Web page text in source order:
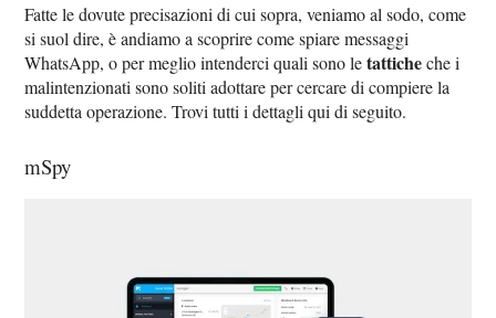
Fatte le dovute precisazioni di cui sopra, veniamo al sodo, come
si suol dire, è andiamo a scoprire come spiare messaggi
WhatsApp, o per meglio intenderci quali sono letatticheche i
malintenzionati sono soliti adottare per cercare di compiere la
suddetta operazione. Trovi tutti i dettagli qui di seguito.
mSpy